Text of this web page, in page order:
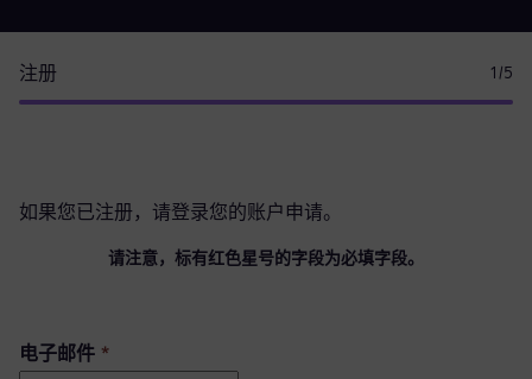
注册 1 /5
如果您已注册，请登录您的账户 申请。
请注意，标有红色星号的字段为必填字段。
电子邮件 *